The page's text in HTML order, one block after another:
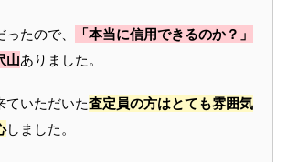
たので、
「本当に信用できるのか？」
山ありました。
ていただいた査定員の方はとても雰囲気
しました。